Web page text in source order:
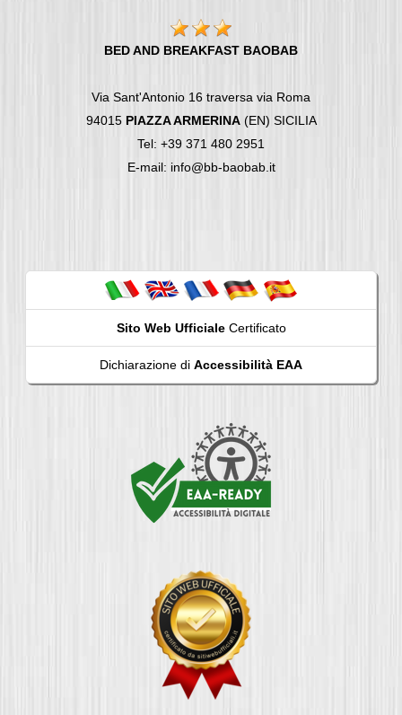
BED AND BREAKFAST BAOBAB
Via Sant'Antonio 16 traversa via Roma
94015 PIAZZA ARMERINA(EN) SICILIA
Tel: +39 371 480 2951
E-mail: info@bb-baobab.it
Sito Web UfficialeCertificato
Dichiarazione di Accessibilità EAA